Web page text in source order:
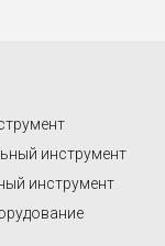
инструмент
инструмент